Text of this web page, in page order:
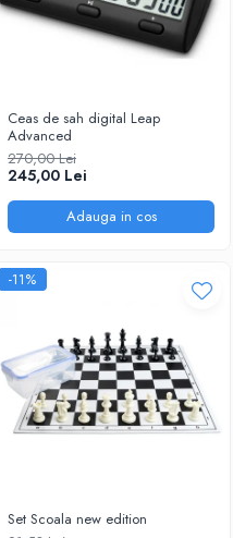
Ceas de sah digital Leap
Advanced
270,00 Lei
245,00 Lei
Adauga in cos
-11%
Set Scoala new edition